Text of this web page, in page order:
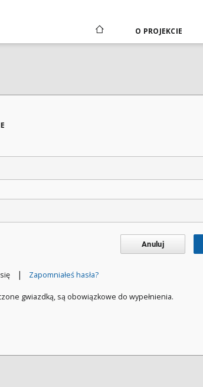
O PROJEKCIE
Anuluj
| Zapomniałeś hasła?
gwiazdką, są obowiązkowe do wypełnienia.